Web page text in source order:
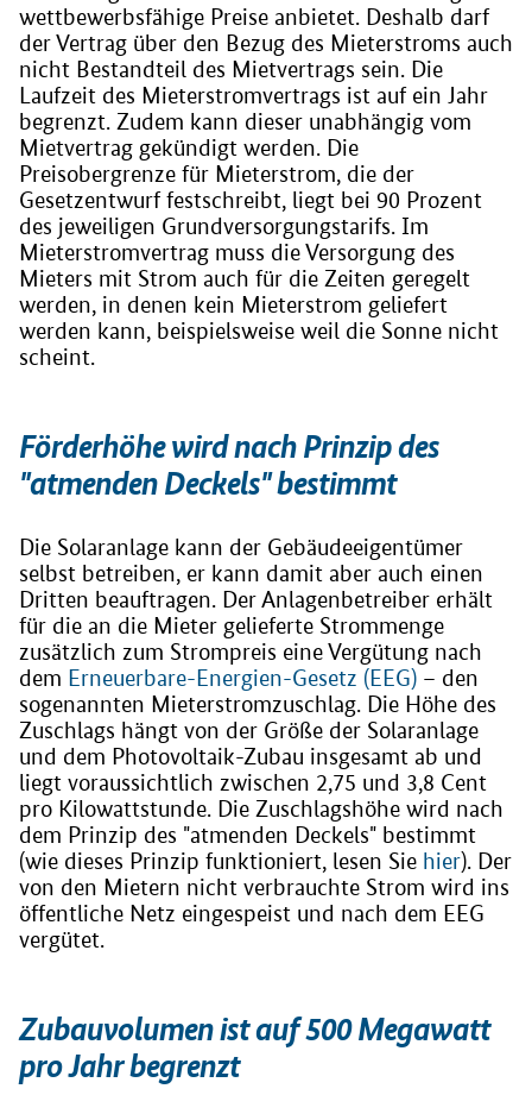
wettbewerbsfähige Preise anbietet. Deshalb darf
der Vertrag über den Bezug des Mieterstroms auch
nicht Bestandteil des Mietvertrags sein. Die
Laufzeit des Mieterstromvertrags ist auf ein Jahr
begrenzt. Zudem kann dieser unabhängig vom
Mietvertrag gekündigt werden. Die
Preisobergrenze für Mieterstrom, die der
Gesetzentwurf festschreibt, liegt bei 90 Prozent
des jeweiligen Grundversorgungstarifs. Im
Mieterstromvertrag muss die Versorgung des
Mieters mit Strom auch für die Zeiten geregelt
werden, in denen kein Mieterstrom geliefert
werden kann, beispielsweise weil die Sonne nicht
scheint.
Förderhöhe wird nach Prinzip des
"atmenden Deckels" bestimmt
Die Solaranlage kann der Gebäudeeigentümer
selbst betreiben, er kann damit aber auch einen
Dritten beauftragen. Der Anlagenbetreiber erhält
für die an die Mieter gelieferte Strommenge
zusätzlich zum Strompreis eine Vergütung nach
dem Erneuerbare-Energien-Gesetz (EEG) – den
sogenannten Mieterstromzuschlag. Die Höhe des
Zuschlags hängt von der Größe der Solaranlage
und dem Photovoltaik-Zubau insgesamt ab und
liegt voraussichtlich zwischen 2,75 und 3,8 Cent
pro Kilowattstunde. Die Zuschlagshöhe wird nach
dem Prinzip des "atmenden Deckels" bestimmt
(wie dieses Prinzip funktioniert, lesen Sie hier). Der
von den Mietern nicht verbrauchte Strom wird ins
öffentliche Netz eingespeist und nach dem EEG
vergütet.
Zubauvolumen ist auf 500 Megawatt
pro Jahr begrenzt